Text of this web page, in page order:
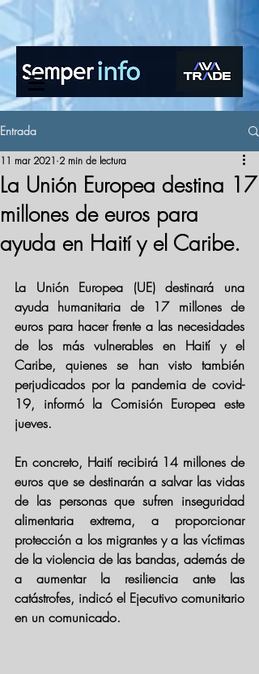
www.semperinfo.com
Entrada
La Unión Europea destina 17
millones de euros para
ayuda en Haití y el Caribe.
11 mar 2021 2 min de lectura
La Unión Europea (UE) destinará una
ayuda humanitaria de 17 millones de
euros para hacer frente a las necesidades
de los más vulnerables en Haití y el
Caribe, quienes se han visto también
perjudicados por la pandemia de covid-
19, informó la Comisión Europea este
jueves.
En concreto, Haití recibirá 14 millones de
euros que se destinarán a salvar las vidas
de las personas que sufren inseguridad
alimentaria extrema, a proporcionar
protección a los migrantes y a las víctimas
de la violencia de las bandas, además de
a aumentar la resiliencia ante las
catástrofes, indicó el Ejecutivo comunitario
en un comunicado.